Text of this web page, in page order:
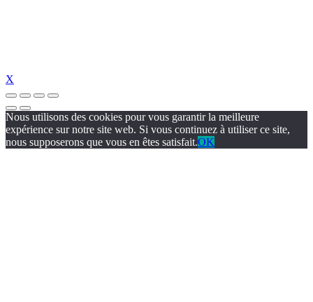
X
Nous utilisons des cookies pour vous garantir la meilleure
expérience sur notre site web. Si vous continuez à utiliser ce site,
nous supposerons que vous en êtes satisfait.OK